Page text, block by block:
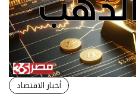
أخبار الاقتصاد